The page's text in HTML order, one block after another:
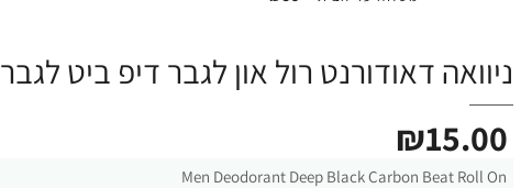
ניוואה דאודורנט רול און לגבר דיפ ביט לגבר 50 מ''ל - מבית NIVEA
Men Deodorant Deep Black Carbon Beat Roll On
₪15.00